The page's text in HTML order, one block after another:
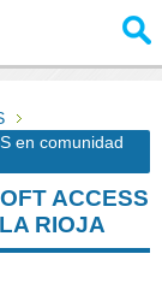
en comunidad
ACCESS
RIOJA